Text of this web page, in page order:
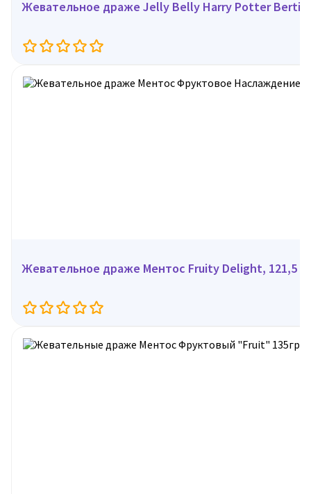
Жевательное драже Jelly Belly Harry Potter Bertie
Жевательное драже Ментос Fruity Delight, 121,5